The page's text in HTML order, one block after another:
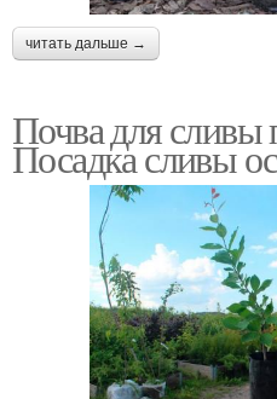
читать дальше →
Почва для сливы
Посадка сливы